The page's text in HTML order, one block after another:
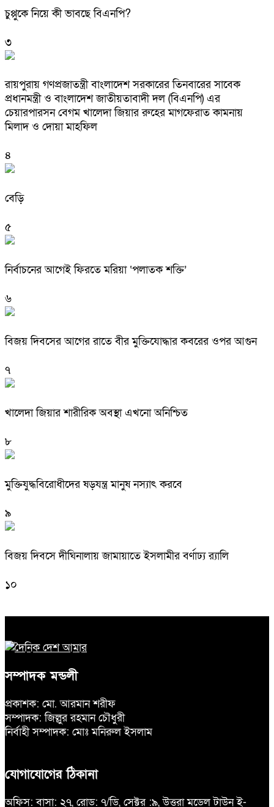
চুপ্পুকে নিয়ে কী ভাবছে বিএনপি?
৩
রায়পুরায় গণপ্রজাতন্ত্রী বাংলাদেশ সরকারের তিনবারের সাবেক
প্রধানমন্ত্রী ও বাংলাদেশ জাতীয়তাবাদী দল (বিএনপি) এর
চেয়ারপারসন বেগম খালেদা জিয়ার রুহের মাগফেরাত কামনায়
মিলাদ ও দোয়া মাহফিল
৪
বেড়ি
৫
নির্বাচনের আগেই ফিরতে মরিয়া ‘পলাতক শক্তি’
৬
বিজয় দিবসের আগের রাতে বীর মুক্তিযোদ্ধার কবরের ওপর আগুন
৭
খালেদা জিয়ার শারীরিক অবস্থা এখনো অনিশ্চিত
৮
মুক্তিযুদ্ধবিরোধীদের ষড়যন্ত্র মানুষ নস্যাৎ করবে
৯
বিজয় দিবসে দীঘিনালায় জামায়াতে ইসলামীর বর্ণাঢ্য র‍্যালি
১০
সম্পাদক মন্ডলী
প্রকাশক: মো. আরমান শরীফ
সম্পাদক: জিল্লুর রহমান চৌধুরী
নির্বাহী সম্পাদক: মোঃ মনিরুল ইসলাম
যোগাযোগের ঠিকানা
অফিস: বাসা: ২৭, রোড: ৭/ডি, সেক্টর :৯, উত্তরা মডেল টাউন ই-